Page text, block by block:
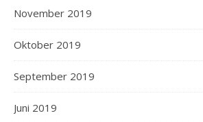
November 2019
Oktober 2019
September 2019
Juni 2019